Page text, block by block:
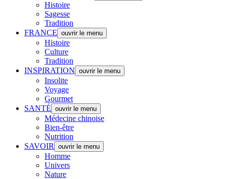
Histoire
Sagesse
Tradition
FRANCE ouvrir le menu
Histoire
Culture
Tradition
INSPIRATION ouvrir le menu
Insolite
Voyage
Gourmet
SANTÉ ouvrir le menu
Médecine chinoise
Bien-être
Nutrition
SAVOIR
ouvrir le menu
Homme
Univers
Nature